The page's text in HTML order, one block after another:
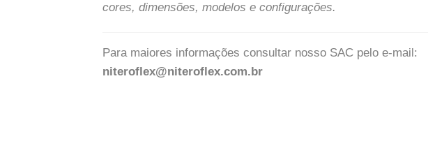
cores, dimensões, modelos e configurações.
Para maiores informações consultar nosso SAC pelo e-mail:
niteroflex@niteroflex.com.br